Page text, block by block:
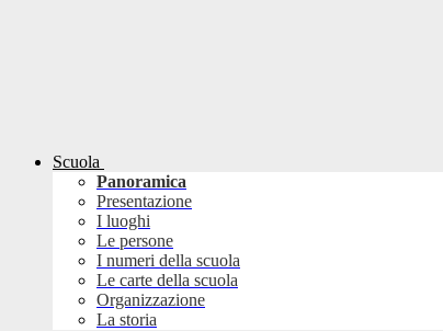
Scuola
Panoramica
Presentazione
I luoghi
Le persone
I numeri della scuola
Le carte della scuola
Organizzazione
La storia